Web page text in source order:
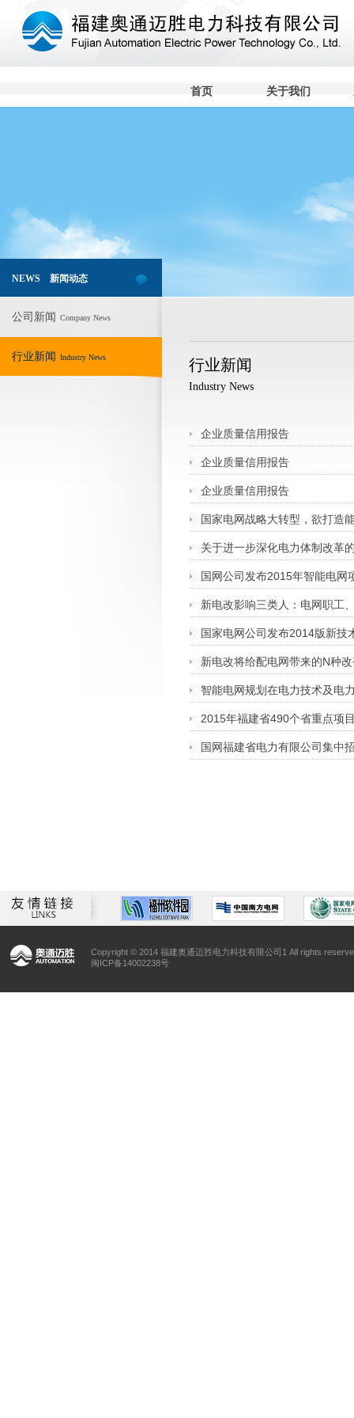
首页 关于我们
NEWS 新闻动态
公司新闻 Company News
行业新闻 Industry News 行业新闻
Industry News
企业质量信用报告
企业质量信用报告
企业质量信用报告
国家电网战略大转型，欲打造
关于进一步深化电力体制改革
国网公司发布2015年智能电网
新电改影响三类人：电网职工
国家电网公司发布2014版新技
新电改将给配电网带来的N种
智能电网规划在电力技术及电
2015年福建省490个省重点项
国网福建省电力有限公司集中
Copyright © 2014 福建奥通迈胜电力科技有限公司1 All rights
闽ICP备14002238号